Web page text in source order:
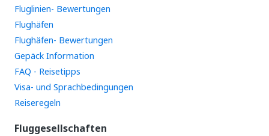
Fluglinien- Bewertungen
Flughäfen
Flughäfen- Bewertungen
Gepäck Information
FAQ - Reisetipps
Visa- und Sprachbedingungen
Reiseregeln
Fluggesellschaften